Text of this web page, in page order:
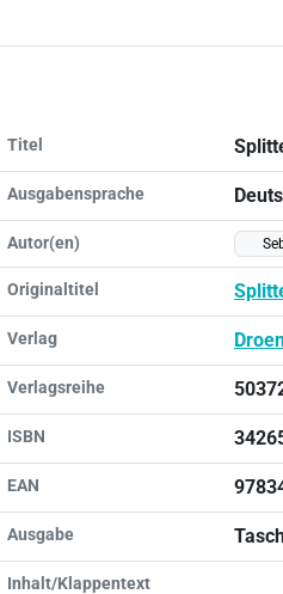
Titel
Ausgabensprache
Autor(en)
Originaltitel
Verlag
Verlagsreihe
ISBN
EAN
Ausgabe
Inhalt/Klappentext